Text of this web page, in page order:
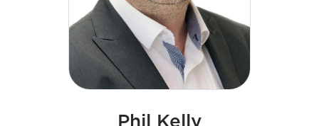
Phil Kelly